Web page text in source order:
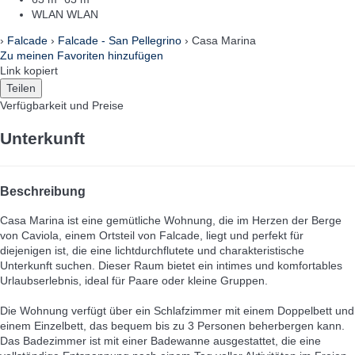
WLAN WLAN
› Falcade › Falcade - San Pellegrino › Casa Marina
Zu meinen Favoriten hinzufügen
Link kopiert
Teilen
Verfügbarkeit und Preise
Unterkunft
Beschreibung
Casa Marina ist eine gemütliche Wohnung, die im Herzen der Berge
von Caviola, einem Ortsteil von Falcade, liegt und perfekt für
diejenigen ist, die eine lichtdurchflutete und charakteristische
Unterkunft suchen. Dieser Raum bietet ein intimes und komfortables
Urlaubserlebnis, ideal für Paare oder kleine Gruppen.
Die Wohnung verfügt über ein Schlafzimmer mit einem Doppelbett und
einem Einzelbett, das bequem bis zu 3 Personen beherbergen kann.
Das Badezimmer ist mit einer Badewanne ausgestattet, die eine